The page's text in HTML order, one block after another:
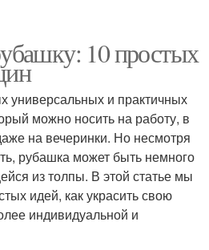
10 простых
универсальных и практичных
можно носить на работу, в
на вечеринки. Но несмотря
рубашка может быть немного
из толпы. В этой статье мы
идей, как украсить свою
индивидуальной и